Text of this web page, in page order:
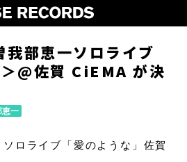
部恵一ソロライブ
＞@佐賀 CiEMA が決
恵一
ロライブ「愛のような」佐賀